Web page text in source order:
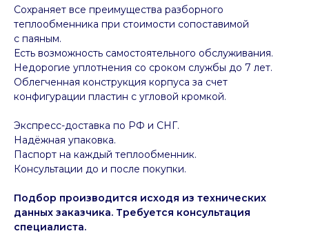
Сохраняет все преимущества разборного
теплообменника при стоимости сопоставимой
с паяным.
Есть возможность самостоятельного обслуживания.
Недорогие уплотнения со сроком службы до 7 лет.
Облегченная конструкция корпуса за счет
конфигурации пластин с угловой кромкой.
Экспресс-доставка по РФ и СНГ.
Надёжная упаковка.
Паспорт на каждый тепло обменник.
Консультации до и после покупки.
Подбор производится исходя из технических
данных заказчика. Требуется консультация
специалиста.